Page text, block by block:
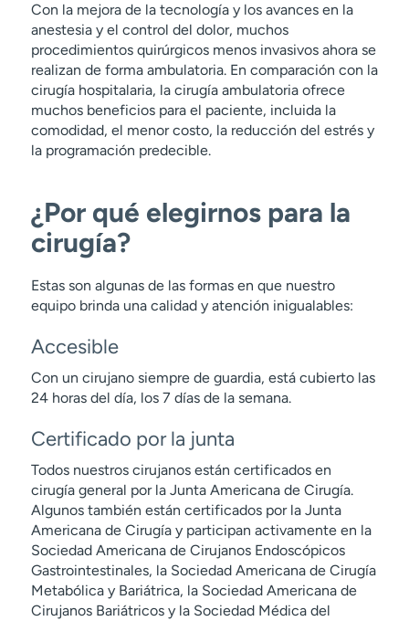
Con la mejora de la tecnología y los avances en la
anestesia y el control del dolor, muchos
procedimientos quirúrgicos menos invasivos ahora se
realizan de forma ambulatoria. En comparación con la
cirugía hospitalaria, la cirugía ambulatoria ofrece
muchos beneficios para el paciente, incluida la
comodidad, el menor costo, la reducción del estrés y
la programación predecible.
¿Por qué elegirnos para la
cirugía?
Estas son algunas de las formas en que nuestro
equipo brinda una calidad y atención inigualables:
Accesible
Con un cirujano siempre de guardia, está cubierto las
24 horas del día, los 7 días de la semana.
Certificado por la junta
Todos nuestros cirujanos están certificados en
cirugía general por la Junta Americana de Cirugía.
Algunos también están certificados por la Junta
Americana de Cirugía y participan activamente en la
Sociedad Americana de Cirujanos Endoscópicos
Gastrointestinales, la Sociedad Americana de Cirugía
Metabólica y Bariátrica, la Sociedad Americana de
Cirujanos Bariátricos y la Sociedad Médica del